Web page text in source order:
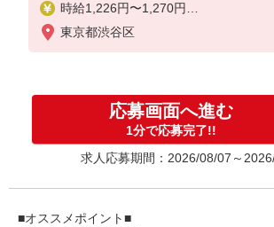
時給1,226円〜1,270円
★土・祝日は時給100円アップ！
東京都渋谷区
応募画面へ進む
1分で応募完了!!
求人応募期間：2026/08/07～
■オススメポイント■